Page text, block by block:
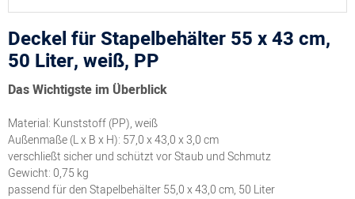
Deckel für Stapelbehälter 55 x 43 cm,
50 Liter, weiß, PP
Das Wichtigste im Überblick
Material: Kunststoff (PP), weiß
Außenmaße (L x B x H): 57,0 x 43,0 x 3,0 cm
verschließt sicher und schützt vor Staub und Schmutz
Gewicht: 0,75 kg
passend für den Stapelbehälter 55,0 x 43,0 cm, 50 Liter